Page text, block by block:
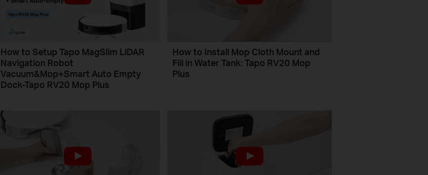
How to Setup Tapo MagSlim LiDAR
Navigation Robot
Vacuum&Mop+Smart Auto Empty
Dock-Tapo RV20 Mop Plus
How to Install Mop Cloth Mount and
Fill in Water Tank: Tapo RV20 Mop
Plus